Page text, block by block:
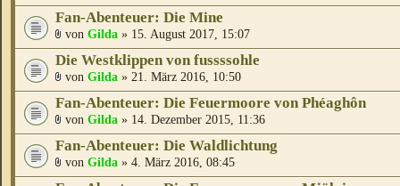
Fan-Abenteuer: Die Mine
von Gilda » 15. August 2017, 15:07
Die Westklippen von fussssohle
von Gilda » 21. März 2016, 10:50
Fan-Abenteuer: Die Feuermoore von Phéaghôn
von Gilda » 14. Dezember 2015, 11:36
Fan-Abenteuer: Die Waldlichtung
von Gilda » 4. März 2016, 08:45